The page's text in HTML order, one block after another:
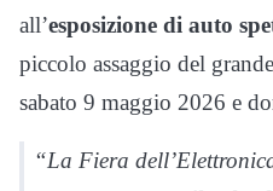
all’esposizione di auto
piccolo assaggio del
sabato 9 maggio 2026 e
“La Fiera